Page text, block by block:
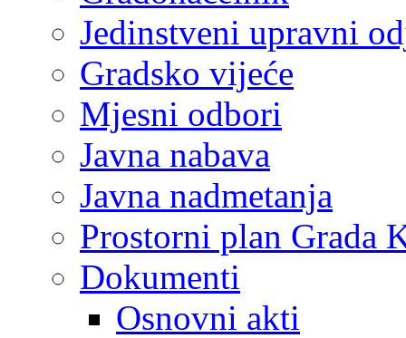
Jedinstveni upravni
Gradsko vijeće
Mjesni odbori
Javna nabava
Javna nadmetanja
Prostorni plan Grada
Dokumenti
Osnovni akti